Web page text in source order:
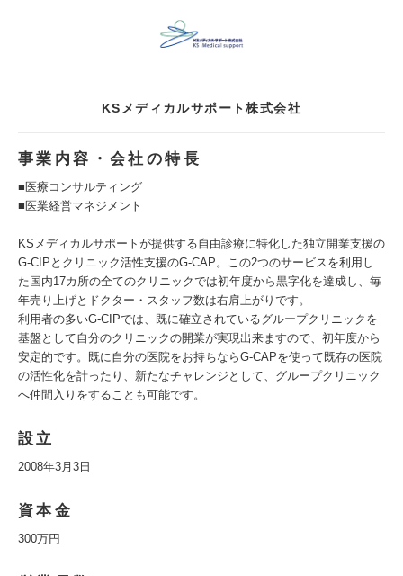
KSメディカルサポート株式会社
事業内容・会社の特長
■医療コンサルティング
■医業経営マネジメント
KSメディカルサポートが提供する自由診療に特化した独立開業支援の
G-CIPとクリニック活性支援のG-CAP。この2つのサービスを利用し
た国内17カ所の全てのクリニックでは初年度から黒字化を達成し、毎
年売り上げとドクター・スタッフ数は右肩上がりです。
利用者の多いG-CIPでは、既に確立されているグループクリニックを
基盤として自分のクリニックの開業が実現出来ますので、初年度から
安定的です。既に自分の医院をお持ちならG-CAPを使って既存の医院
の活性化を計ったり、新たなチャレンジとして、グループクリニック
へ仲間入りをすることも可能です。
設立
2008年3月3日
資本金
300万円